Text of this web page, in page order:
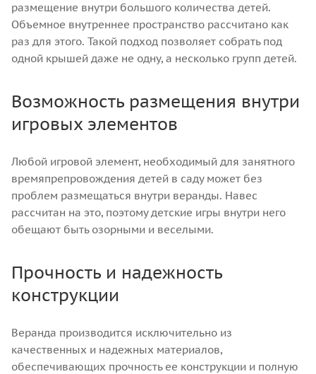
размещение внутри большого количества детей.
Объемное внутреннее пространство рассчитано как
раз для этого. Такой подход позволяет собрать под
одной крышей даже не одну, а несколько групп детей.
Возможность размещения внутри
игровых элементов
Любой игровой элемент, необходимый для занятного
времяпрепровождения детей в саду может без
проблем размещаться внутри веранды. Навес
рассчитан на это, поэтому детские игры внутри него
обещают быть озорными и веселыми.
Прочность и надежность
конструкции
Веранда производится исключительно из
качественных и надежных материалов,
обеспечивающих прочность ее конструкции и полную